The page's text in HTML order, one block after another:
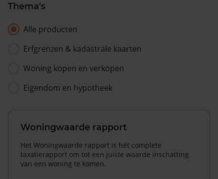
Thema's
Alle producten
Erfgrenzen & kadastrale kaarten
Woning kopen en verkopen
Eigendom en hypotheek
Woningwaarde rapport
Het Woningwaarde rapport is hét complete
taxatierapport om tot een juiste waarde inschatting
van een woning te komen.